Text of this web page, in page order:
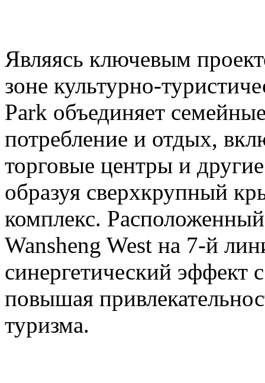
Являясь ключевым
зоне культурно-
Park объединяет
потребление и отдых,
торговые центры и
образуя сверхкрупный
комплекс.
Wansheng West на 7-й
синергетический эффект
повышая
туризма.